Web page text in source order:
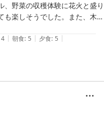
、野菜の収穫体験に花火と盛り
楽しそうでした。また、木々
も大はしゃぎでした。
あるのと、欲を言えば温泉が
り満足しています。
4 | 朝食: 5 | 夕食: 5 |